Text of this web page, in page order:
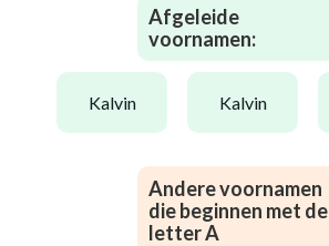
Afgeleide
voornamen:
kalvin kalvin
Andere voornamen
die beginnen met de
letter A